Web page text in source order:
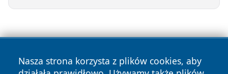
Nasza strona korzysta z plików cookies, aby